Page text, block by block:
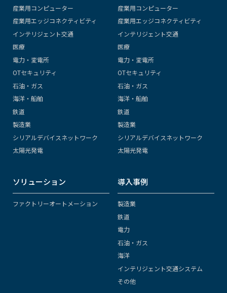
産業用コンピューター
産業用エッジコネクティビティ
インテリジェント交通
医療
電力・変電所
OTセキュリティ
石油・ガス
海洋・船舶
鉄道
製造業
シリアルデバイスネットワーク
太陽光発電
産業用コンピューター
産業用エッジコネクティビティ
インテリジェント交通
医療
電力・変電所
OTセキュリティ
石油・ガス
海洋・船舶
鉄道
製造業
シリアルデバイスネットワーク
太陽光発電
ソリューション
ファクトリーオートメーション
導入事例
製造業
鉄道
電力
石油・ガス
海洋
インテリジェント交通システム
その他